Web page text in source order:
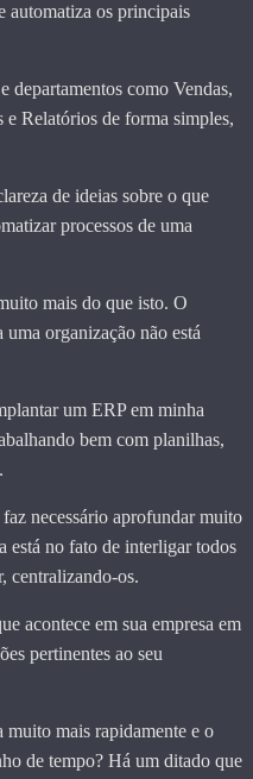
automatiza os principais
departamentos como Vendas,
Relatórios de forma simples,
de ideias sobre o que
processos de uma
mais do que isto. O
organização não está
um ERP em minha
bem com planilhas,
necessário aprofundar muito
está no fato de interligar todos
centralizando-os.
acontece em sua empresa em
pertinentes ao seu
muito mais rapidamente e o
de tempo? Há um ditado que